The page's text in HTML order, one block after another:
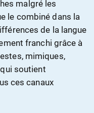
malgré les
le combiné dans la
de la langue
franchi grâce à
mimiques,
soutient
ces canaux